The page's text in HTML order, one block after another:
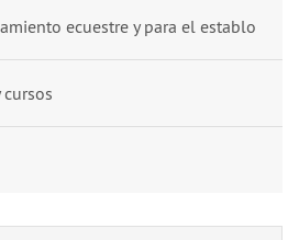
ecuestre y para el establo